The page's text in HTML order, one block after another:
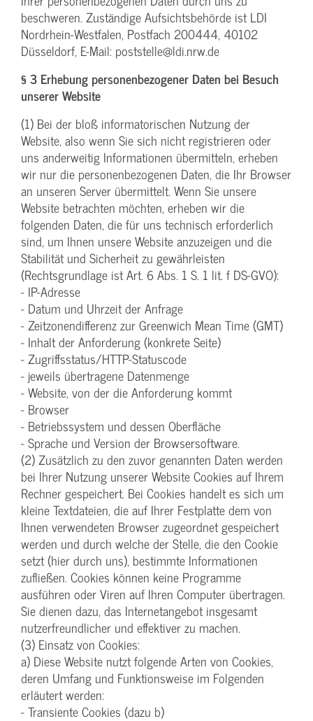
beschweren. Zuständige Aufsichtsbehörde ist LDI
Nordrhein-Westfalen, Postfach 200444, 40102
Düsseldorf, E-Mail: poststelle@ldi.nrw.de
§ 3 Erhebung personenbezogener Daten bei Besuch
unserer Website
(1) Bei der bloß informatorischen Nutzung der
Website, also wenn Sie sich nicht registrieren oder
uns anderweitig Informationen übermitteln, erheben
wir nur die personenbezogenen Daten, die Ihr Browser
an unseren Server übermittelt. Wenn Sie unsere
Website betrachten möchten, erheben wir die
folgenden Daten, die für uns technisch erforderlich
sind, um Ihnen unsere Website anzuzeigen und die
Stabilität und Sicherheit zu gewährleisten
(Rechtsgrundlage ist Art. 6 Abs. 1 S. 1 lit. f DS-GVO):
- IP-Adresse
- Datum und Uhrzeit der Anfrage
- Zeitzonendifferenz zur Greenwich Mean Time (GMT)
- Inhalt der Anforderung (konkrete Seite)
- Zugriffsstatus/HTTP-Statuscode
- jeweils übertragene Datenmenge
- Website, von der die Anforderung kommt
- Browser
- Betriebssystem und dessen Oberfläche
- Sprache und Version der Browsersoftware.
(2) Zusätzlich zu den zuvor genannten Daten werden
bei Ihrer Nutzung unserer Website Cookies auf Ihrem
Rechner gespeichert. Bei Cookies handelt es sich um
kleine Textdateien, die auf Ihrer Festplatte dem von
Ihnen verwendeten Browser zugeordnet gespeichert
werden und durch welche der Stelle, die den Cookie
setzt (hier durch uns), bestimmte Informationen
zufließen. Cookies können keine Programme
ausführen oder Viren auf Ihren Computer übertragen.
Sie dienen dazu, das Internetangebot insgesamt
nutzerfreundlicher und effektiver zu machen.
(3) Einsatz von Cookies:
a) Diese Website nutzt folgende Arten von Cookies,
deren Umfang und Funktionsweise im Folgenden
erläutert werden:
- Transiente Cookies (dazu b)